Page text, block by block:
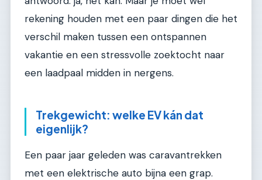
rekening houden met een paar dingen die het
verschil maken tussen een ontspannen
vakantie en een stressvolle zoektocht naar
een laadpaal midden in nergens.
Trekgewicht: welke EV kán dat
eigenlijk?
Een paar jaar geleden was caravantrekken
met een elektrische auto bijna een grap.